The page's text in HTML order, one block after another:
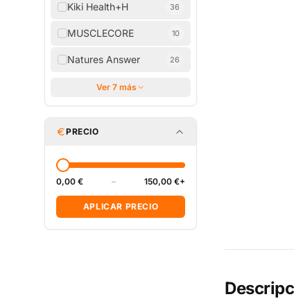
Kiki Health+H 36
MUSCLECORE 10
Natures Answer 26
Ver 7 más
PRECIO
0,00 € – 150,00 €+
APLICAR PRECIO